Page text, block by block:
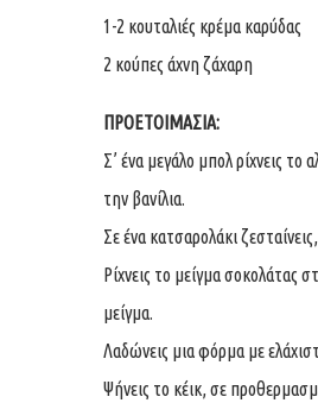
1-2 κουταλιές κρέμα καρύδας
2 κούπες άχνη ζάχαρη
ΠΡΟΕΤΟΙΜΑΣΙΑ:
Σ’ ένα μεγάλο μπολ ρίχνεις το
την βανίλια.
Σε ένα κατσαρολάκι
Ρίχνεις το μείγμα σοκολάτας
μείγμα.
Λαδώνεις μια φόρμα με
Ψήνεις το κέικ, σε